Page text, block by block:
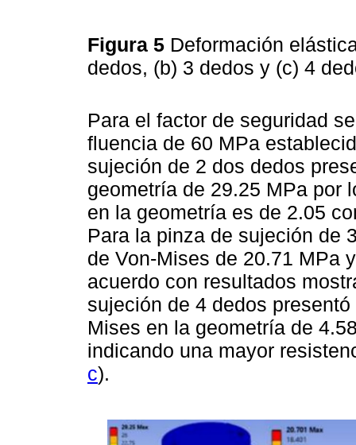
Figura 5 Deformación
dedos, (b) 3 dedos y (c) 4
Para el factor de seguridad
fluencia de 60 MPa
sujeción de 2 dos dedos
geometría de 29.25 MPa por
en la geometría es de 2.05
Para la pinza de sujeción de
de Von-Mises de 20.71 MPa
acuerdo con resultados
sujeción de 4 dedos
Mises en la geometría de
indicando una mayor
c).